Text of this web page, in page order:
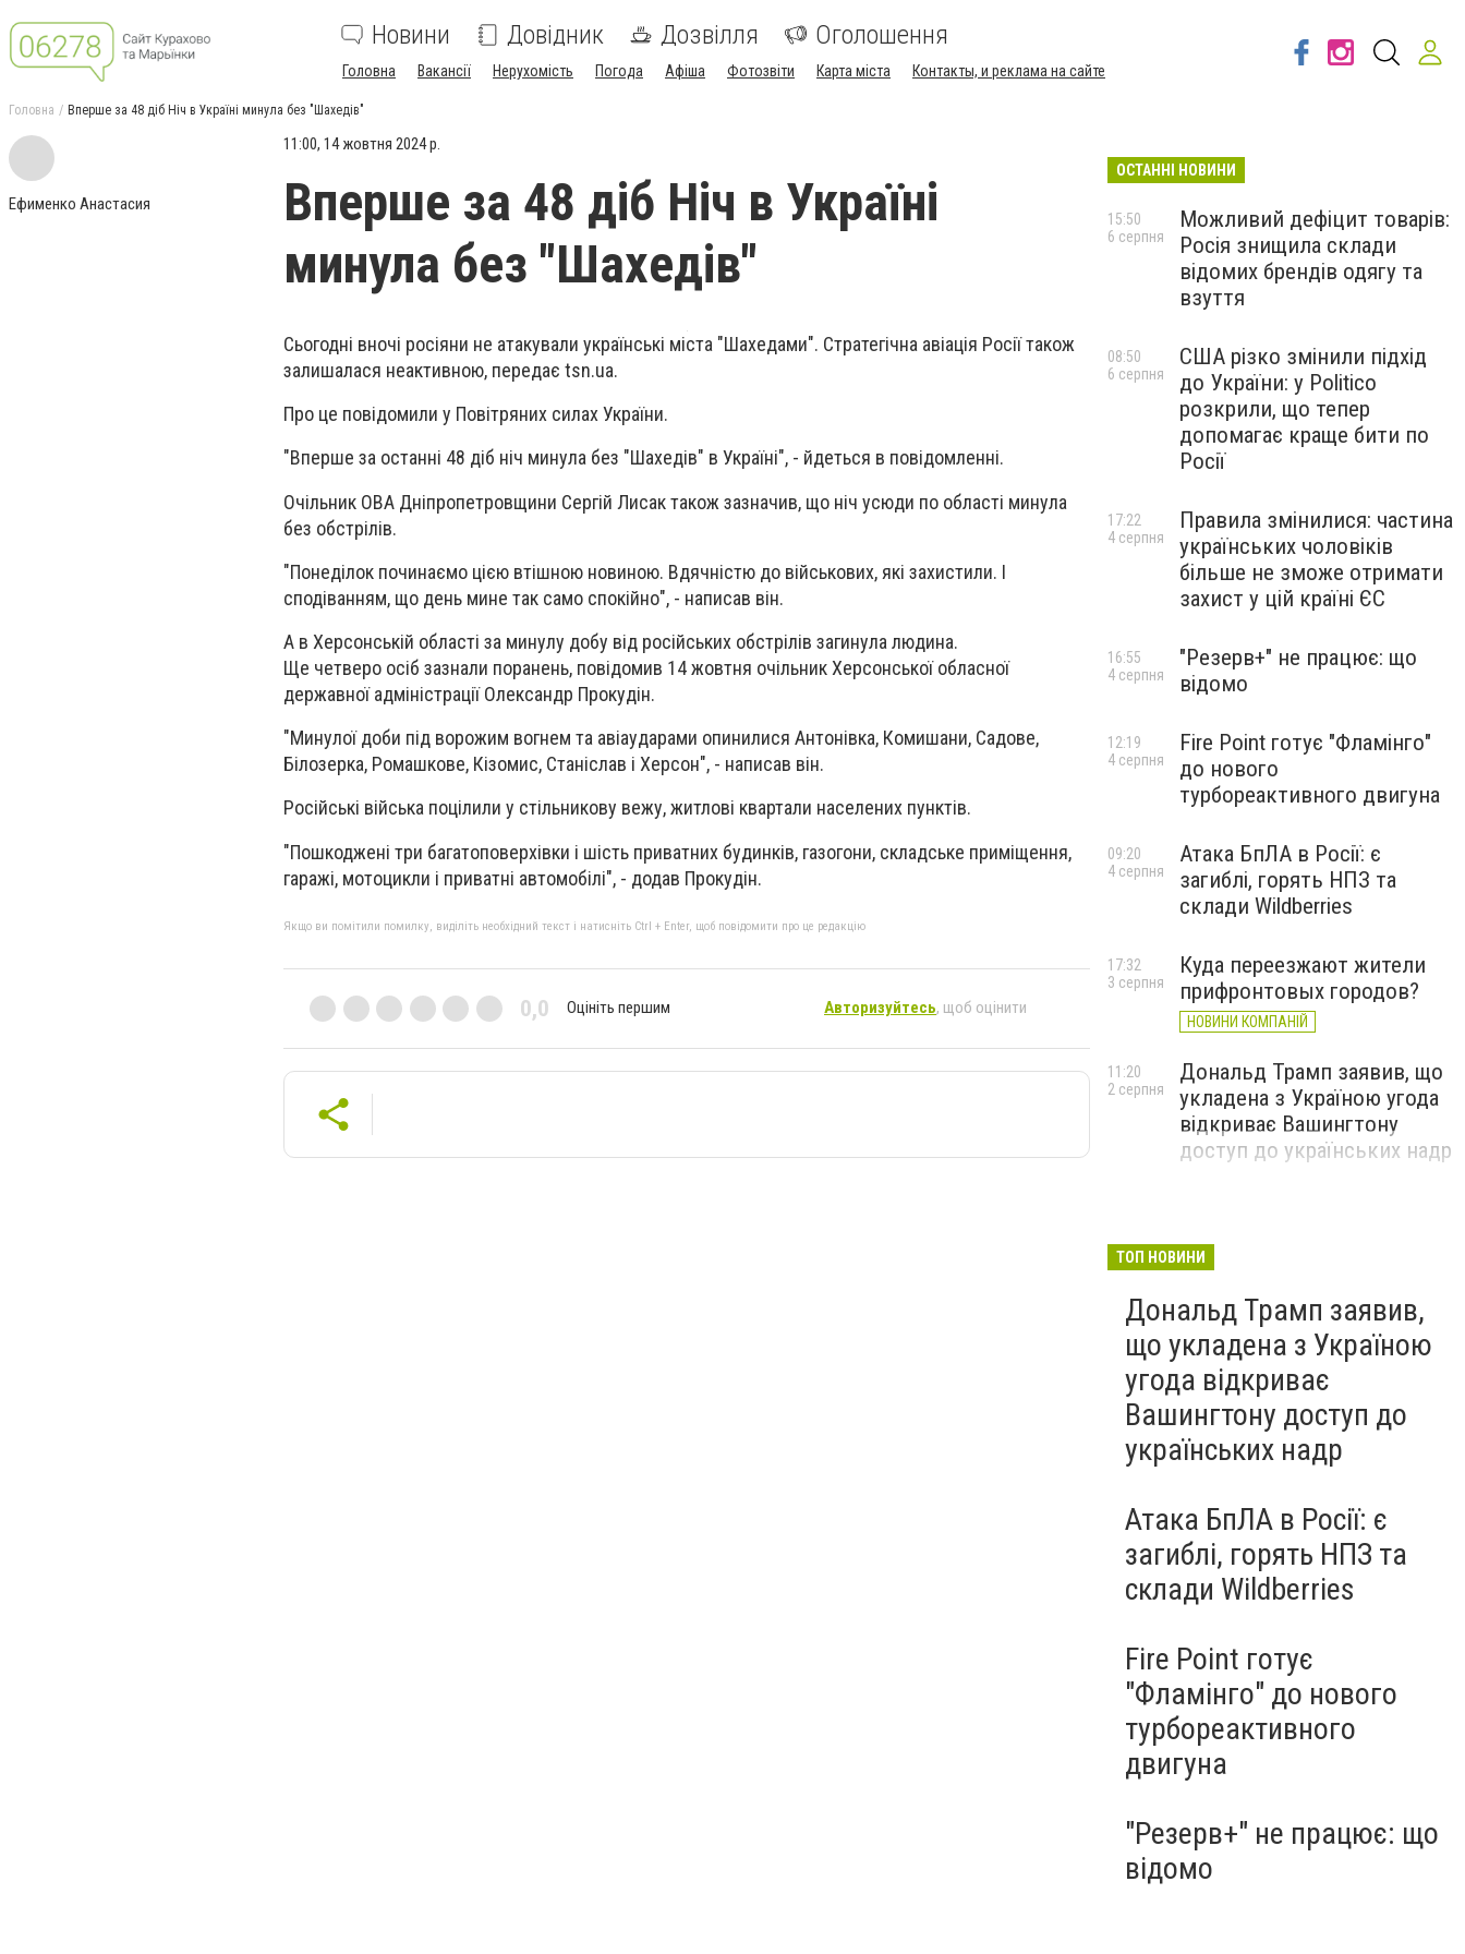
Новини Довідник Дозвілля Оголошення
Головна Вакансії Нерухомість Погода Афіша Фотозвіти Карта міста Контакты, и реклама на сайте
Головна Вперше за 48 діб Ніч в Україні минула без "Шахедів"
Ефименко Анастасия
11:00, 14 жовтня 2024 р.
Вперше за 48 діб Ніч в Україні
минула без "Шахедів"
Сьогодні вночі росіяни не атакували українські міста "Шахедами". Стратегічна авіація Росії також
залишалася неактивною, передає tsn.ua.
Про це повідомили у Повітряних силах України.
"Вперше за останні 48 діб ніч минула без "Шахедів" в Україні", - йдеться в повідомленні.
Очільник ОВА Дніпропетровщини Сергій Лисак також зазначив, що ніч усюди по області минула
без обстрілів.
"Понеділок починаємо цією втішною новиною. Вдячністю до військових, які захистили. І
сподіванням, що день мине так само спокійно", - написав він.
А в Херсонській області за минулу добу від російських обстрілів загинула людина.
Ще четверо осіб зазнали поранень, повідомив 14 жовтня очільник Херсонської обласної
державної адміністрації Олександр Прокудін.
"Минулої доби під ворожим вогнем та авіаударами опинилися Антонівка, Комишани, Садове,
Білозерка, Ромашкове, Кізомис, Станіслав і Херсон", - написав він.
Російські війська поцілили у стільникову вежу, житлові квартали населених пунктів.
"Пошкоджені три багатоповерхівки і шість приватних будинків, газогони, складське приміщення,
гаражі, мотоцикли і приватні автомобілі", - додав Прокудін.
Якщо ви помітили помилку, виділіть необхідний текст і натисніть Ctrl + Enter, щоб повідомити про це редакцію
0,0 Оцініть першим Авторизуйтесь, щоб оцінити
ОСТАННІ НОВИНИ
Можливий дефіцит товарів:
Росія знищила склади
відомих брендів одягу та
взуття
15:50
6 серпня
США різко змінили підхід
до України: у Politico
розкрили, що тепер
допомагає краще бити по
Росії
08:50
6 серпня
Правила змінилися: частина
українських чоловіків
більше не зможе отримати
захист у цій країні ЄС
17:22
4 серпня
"Резерв+" не працює: що
відомо
16:55
4 серпня
Fire Point готує "Фламінго"
до нового
турбореактивного двигуна
12:19
4 серпня
Атака БпЛА в Росії: є
загиблі, горять НПЗ та
склади Wildberries
09:20
4 серпня
Куда переезжают жители
прифронтовых городов?
НОВИНИ КОМПАНІЙ
17:32
3 серпня
Дональд Трамп заявив, що
укладена з Україною угода
відкриває Вашингтону
доступ до українських надр
11:20
2 серпня
ТОП НОВИНИ
Дональд Трамп заявив,
що укладена з Україною
угода відкриває
Вашингтону доступ до
українських надр
Атака БпЛА в Росії: є
загиблі, горять НПЗ та
склади Wildberries
Fire Point готує
"Фламінго" до нового
турбореактивного
двигуна
"Резерв+" не працює: що
відомо